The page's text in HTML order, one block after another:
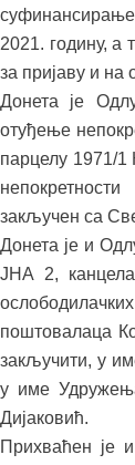
2021. годину, а
за пријаву и на
Донета је
отуђење
парцелу 1971/1
закључен са
Донета је и
ЈНА 2,
поштовалаца
закључити, у
у име
Дијаковић.
Прихваћен је